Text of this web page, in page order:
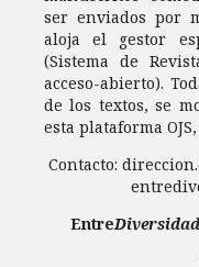
ser enviados por
aloja el gestor
(Sistema de
acceso-abierto).
de los textos, se
esta plataforma
Contacto:
Entre